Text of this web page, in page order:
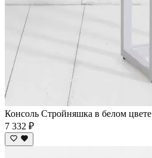
Консоль Стройняшка в белом цвете
7 332 ₽